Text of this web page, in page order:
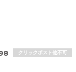
クリックポスト他不可